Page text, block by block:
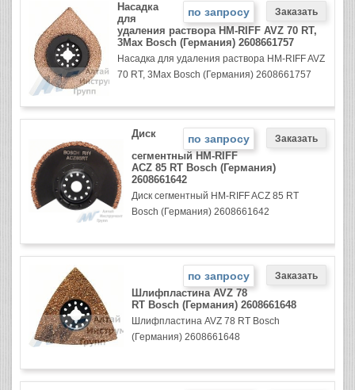
по запросу
Насадка
для
удаления раствора HM-RIFF AVZ 70 RT,
3Max Bosch (Германия) 2608661757
Насадка для удаления раствора HM-RIFF AVZ
70 RT, 3Max Bosch (Германия) 2608661757
по запросу
Диск
сегментный HM-RIFF
ACZ 85 RT Bosch (Германия)
2608661642
Диск сегментный HM-RIFF ACZ 85 RT
Bosch (Германия) 2608661642
по запросу
Шлифпластина AVZ 78
RT Bosch (Германия) 2608661648
Шлифпластина AVZ 78 RT Bosch
(Германия) 2608661648